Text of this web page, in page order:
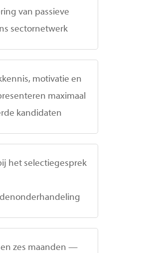
van passieve
sectornetwerk
motivatie en
maximaal
kandidaten
het selectiegesprek
zes maanden —